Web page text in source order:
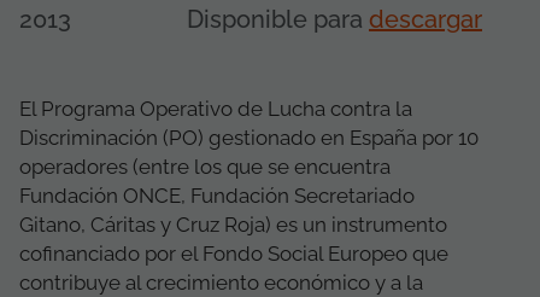
2013 Disponible para descargar
El Programa Operativo de Lucha contra la
Discriminación (PO) gestionado en España por 10
operadores (entre los que se encuentra
Fundación ONCE, Fundación Secretariado
Gitano, Cáritas y Cruz Roja) es un instrumento
cofinanciado por el Fondo Social Europeo que
contribuye al crecimiento económico y a la